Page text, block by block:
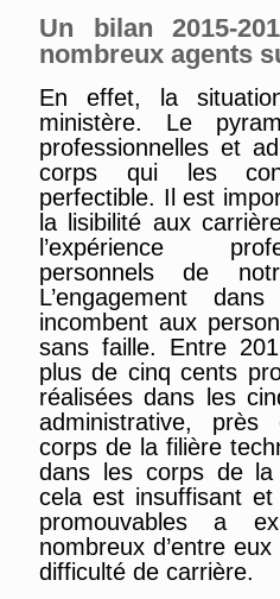
Un bilan 2015-
nombreux agents
En effet, l a
ministère. Le
professionnelles et
corps qui les
perfectible. Il est
la lisibilité aux
l’expérience
personnels de
L’engagement
incombentaux
sans faille. Entre
plus de cinq cents
réalisées dans les
administrative,
corps de la filière
dans les corps de la
cela est insuffisant et
promouvables a
nombreux d’entre
difficulté de carrière.